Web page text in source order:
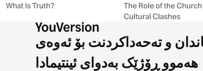
What Is Truth?
The Role of the Church
Cultural Clashes
و تەحەداکردنت بۆ ئەوەی
هەموو ڕۆژێک بەدوای ئینتیمادا